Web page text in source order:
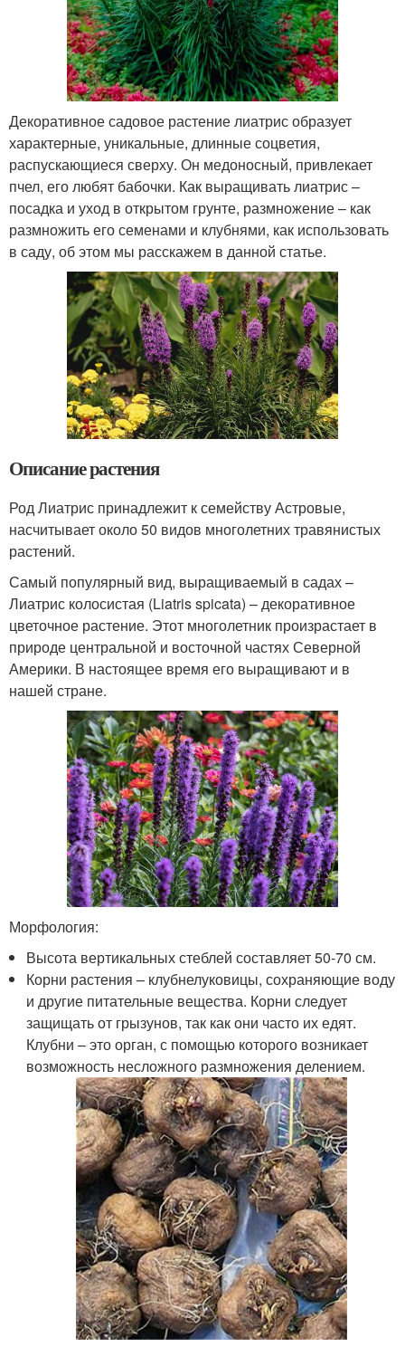
Декоративное садовое растение лиатрис образует
характерные, уникальные, длинные соцветия,
распускающиеся сверху. Он медоносный, привлекает
пчел, его любят бабочки. Как выращивать лиатрис –
посадка и уход в открытом грунте, размножение – как
размножить его семенами и клубнями, как использовать
в саду, об этом мы расскажем в данной статье.
Описание растения
Род Лиатрис принадлежит к семейству Астровые,
насчитывает около 50 видов многолетних травянистых
растений.
Самый популярный вид, выращиваемый в садах –
Лиатрис колосистая (Liatris spicata) – декоративное
цветочное растение. Этот многолетник произрастает в
природе центральной и восточной частях Северной
Америки. В настоящее время его выращивают и в
нашей стране.
Морфология:
Высота вертикальных стеблей составляет 50-70 см.
Корни растения – клубнелуковицы, сохраняющие воду
и другие питательные вещества. Корни следует
защищать от грызунов, так как они часто их едят.
Клубни – это орган, с помощью которого возникает
возможность несложного размножения делением.